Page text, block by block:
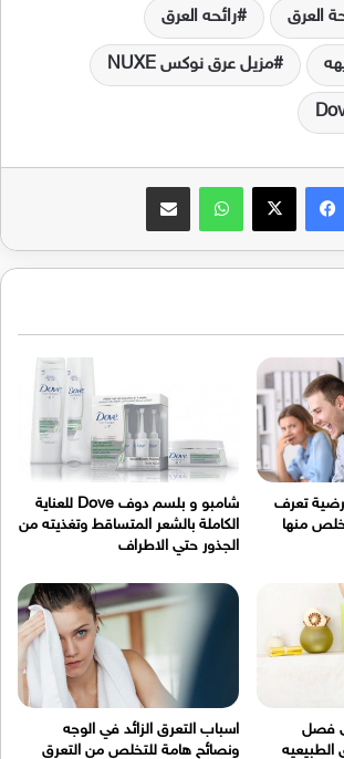
العرق رائحه العرق
مزيل عرق نوكس NUXE
فيسبوك‫X واتساب مشاركة عبر البريد
تعرف
منها
شامبو و بلسم دوف Dove للعناية
الكاملة بالشعر المتساقط وتغذيته من
الجذور حتي الاطراف
فصل
اسباب التعرق الزائد في الوجه
ونصائح هامة للتخلص من التعرق